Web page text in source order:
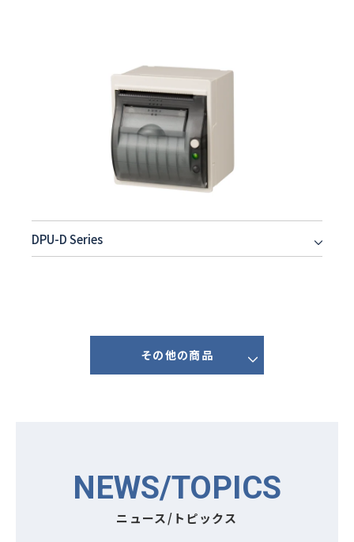
DPU-D Series
その他の商品
NEWS/TOPICS
ニュース/トピックス